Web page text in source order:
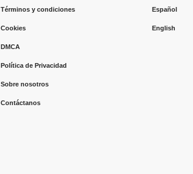
Términos y condiciones
Cookies
DMCA
Política de Privacidad
Sobre nosotros
Contáctanos
Español
English